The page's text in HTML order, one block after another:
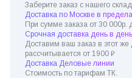
Заберите заказ с нашего
Доставка по Москве в
При сумме заказа от 30 000р.
Срочная доставка день в
Доставим ваш заказ в этот же
рассчитывается от 1900 ₽
Доставка Деловые линии
Стоимость по тарифам ТК.